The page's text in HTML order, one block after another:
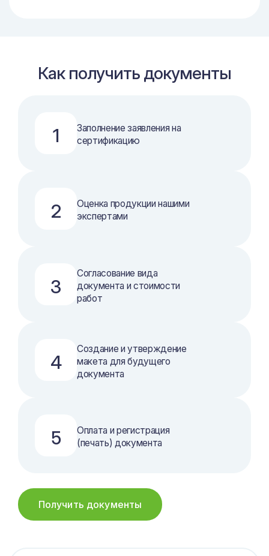
Как получить документы
1
Заполнение заявления на
сертификацию
2
Оценка продукции нашими
экспертами
3
Согласование вида
документа и стоимости
работ
4
Создание и утверждение
макета для будущего
документа
5
Оплата и регистрация
(печать) документа
Получить документы